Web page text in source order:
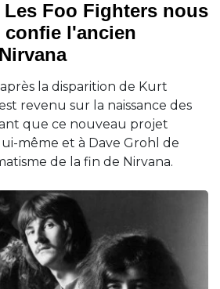
Les Foo Fighters nous
confie l'ancien
la disparition de Kurt
revenu sur la naissance des
que ce nouveau projet
même et à Dave Grohl de
de la fin de Nirvana.